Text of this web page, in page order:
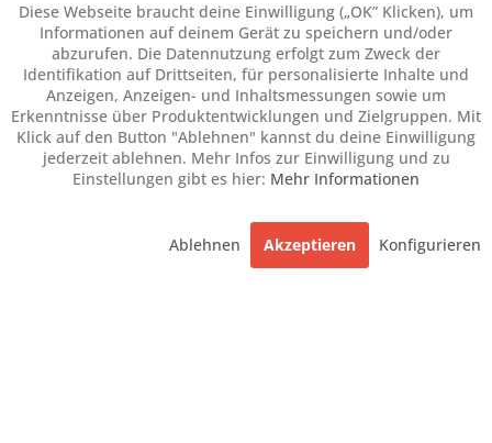
Diese Webseite braucht deine Einwilligung („OK” Klicken), um
Informationen auf deinem Gerät zu speichern und/oder
abzurufen. Die Datennutzung erfolgt zum Zweck der
Identifikation auf Drittseiten, für personalisierte Inhalte und
Anzeigen, Anzeigen- und Inhaltsmessungen sowie um
Erkenntnisse über Produktentwicklungen und Zielgruppen. Mit
Klick auf den Button "Ablehnen" kannst du deine Einwilligung
jederzeit ablehnen. Mehr Infos zur Einwilligung und zu
Einstellungen gibt es hier: Mehr Informationen
Ablehnen Akzeptieren Konfigurieren